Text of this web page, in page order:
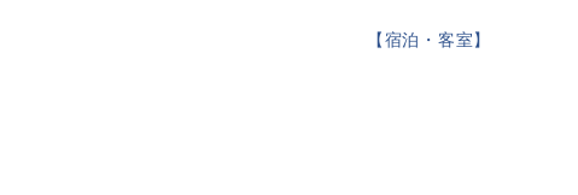
【宿泊・客室】